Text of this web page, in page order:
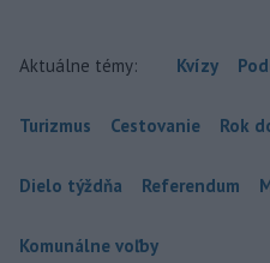
Aktuálne témy: Kvízy
Turizmus Cestovanie Rok
Dielo týždňa Referendum
Komunálne voľby